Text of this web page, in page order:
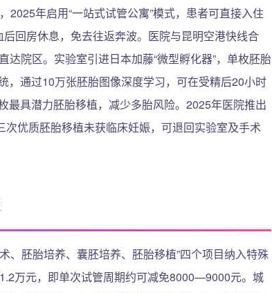
年启用“一站式试管公寓”模式，患者可直接入住
回房休息，免去往返奔波。医院与昆明空港快线合
达院区。实验室引进日本加藤“微型孵化器”，单枚胚胎
，通过10万张胚胎图像深度学习，可在受精后20小时
具潜力胚胎移植，减少多胎风险。2025年医院推出
优质胚胎移植未获临床妊娠，可退回实验室及手术
、胚胎培养、囊胚培养、胚胎移植”四个项目纳入特殊
万元，即单次试管周期约可减免8000—9000元。城